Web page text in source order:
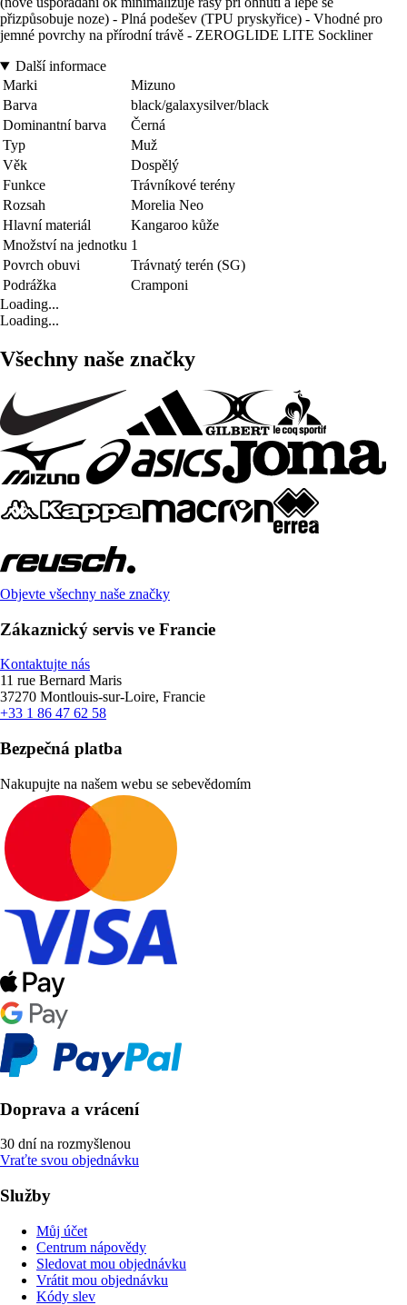
přizpůsobuje noze) - Plná podešev (TPU pryskyřice) - Vhodné pro
jemné povrchy na přírodní trávě - ZEROGLIDE LITE Sockliner
Další informace
Marki
Mizuno
Barva
black/galaxysilver/black
Dominantní barva
Černá
Typ
Muž
Věk
Dospělý
Funkce
Trávníkové terény
Rozsah
Morelia Neo
Hlavní materiál
Kangaroo kůže
Množství na jednotku 1
Povrch obuvi
Trávnatý terén (SG)
Podrážka
Cramponi
Loading...
Loading...
Všechny naše značky
Objevte všechny naše značky
Zákaznický servis ve Francie
Kontaktujte nás
11 rue Bernard Maris
37270 Montlouis-sur-Loire, Francie
+33 1 86 47 62 58
Bezpečná platba
Nakupujte na našem webu se sebevědomím
Doprava a vrácení
30 dní na rozmyšlenou
Vraťte svou objednávku
Služby
Můj účet
Centrum nápovědy
Sledovat mou objednávku
Vrátit mou objednávku
Kódy slev